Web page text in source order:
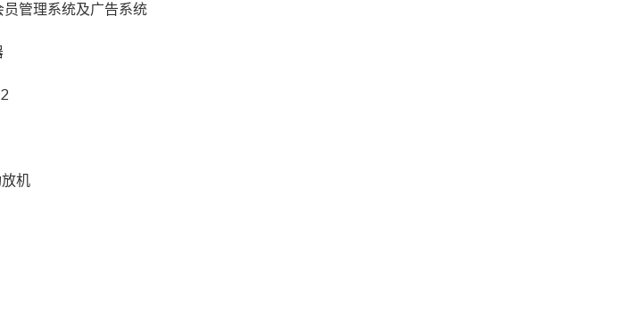
管理系统及广告系统
机